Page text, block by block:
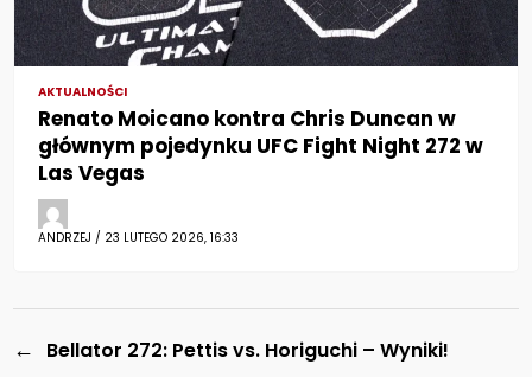
AKTUALNOŚCI
Renato Moicano kontra Chris Duncan w
głównym pojedynku UFC Fight Night 272 w
Las Vegas
ANDRZEJ / 23 LUTEGO 2026, 16:33
← Bellator 272: Pettis vs. Horiguchi – Wyniki!